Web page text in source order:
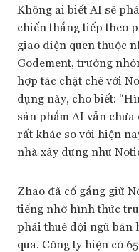
Không ai biết AI sẽ
chiến thắng tiếp theo
giao diện quen thuộc
Godement, trưởng
hợp tác chặt chẽ với
dụng này, cho biết:
sản phẩm AI vẫn
rất khác so với hiện
nhà xây dựng như
Zhao đã cố gắng giữ
tiếng nhờ hình thức
phải thuê đội ngũ bán
qua. Công ty hiện có